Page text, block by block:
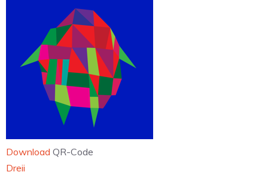
Download QR-Code
‎Dreii